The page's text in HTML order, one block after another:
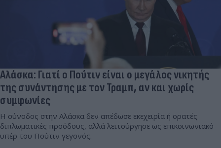
Αλάσκα: Γιατί ο Πούτιν είναι ο μεγάλος νικητής
της συνάντησης με τον Τραμπ, αν και χωρίς
συμφωνίες
Η σύνοδος στην Αλάσκα δεν απέδωσε εκεχειρία ή ορατές
διπλωματικές προόδους, αλλά λειτούργησε ως επικοινωνιακό
υπέρ του Πούτιν γεγονός.